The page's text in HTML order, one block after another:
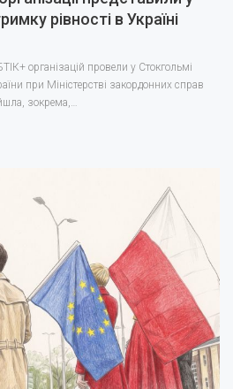
рівності в Україні
організацій провели у Стокгольмі
при Міністерстві закордонних справ
зокрема,…